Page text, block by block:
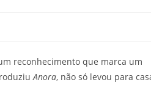
reconhecimento que marca um
Anora, não só levou para